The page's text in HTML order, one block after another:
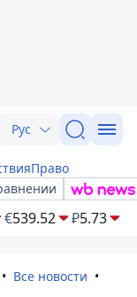
Рус
Право
€539.52 ₽5.73
Все новости